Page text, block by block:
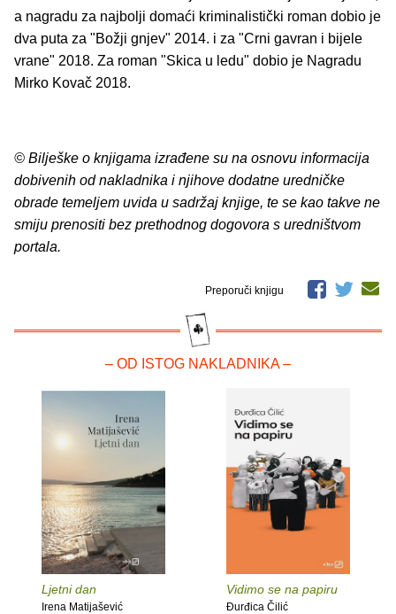
a nagradu za najbolji domaći kriminalistički roman dobio je
dva puta za "Božji gnjev" 2014. i za "Crni gavran i bijele
vrane" 2018. Za roman "Skica u ledu" dobio je Nagradu
Mirko Kovač 2018.
© Bilješke o knjigama izrađene su na osnovu informacija
dobivenih od nakladnika i njihove dodatne uredničke
obrade temeljem uvida u sadržaj knjige, te se kao takve ne
smiju prenositi bez prethodnog dogovora s uredništvom
portala.
Preporuči knjigu
– OD ISTOG NAKLADNIKA –
Ljetni dan
Irena Matijašević
Vidimo se na papiru
Đurđica Čilić